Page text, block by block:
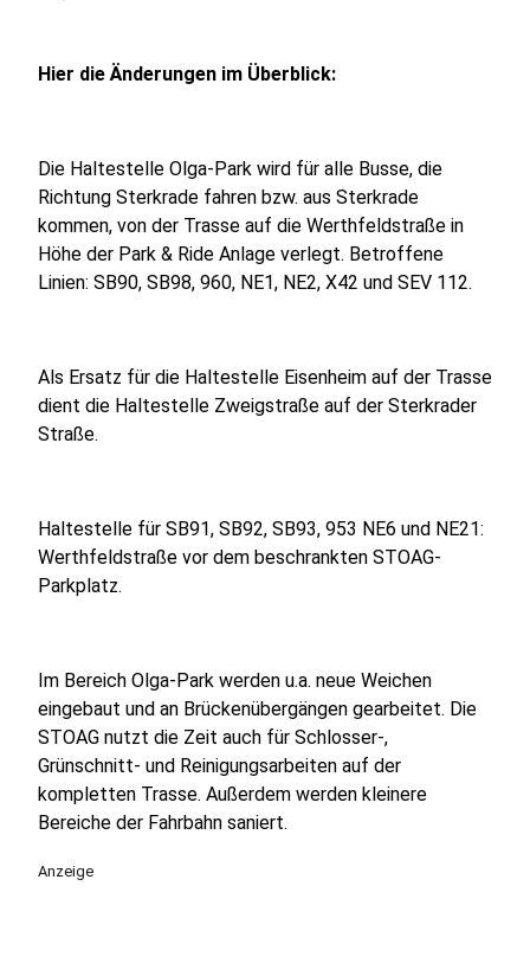
Hier die Änderungen im Überblick:
Die Haltestelle Olga-Park wird für alle Busse, die
Richtung Sterkrade fahren bzw. aus Sterkrade
kommen, von der Trasse auf die Werthfeldstraße in
Höhe der Park & Ride Anlage verlegt. Betroffene
Linien: SB90, SB98, 960, NE1, NE2, X42 und SEV 112.
Als Ersatz für die Haltestelle Eisenheim auf der Trasse
dient die Haltestelle Zweigstraße auf der Sterkrader
Straße.
Haltestelle für SB91, SB92, SB93, 953 NE6 und NE21:
Werthfeldstraße vor dem beschrankten STOAG-
Parkplatz.
Im Bereich Olga-Park werden u.a. neue Weichen
eingebaut und an Brückenübergängen gearbeitet. Die
STOAG nutzt die Zeit auch für Schlosser-,
Grünschnitt- und Reinigungsarbeiten auf der
kompletten Trasse. Außerdem werden kleinere
Bereiche der Fahrbahn saniert.
Anzeige